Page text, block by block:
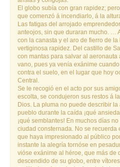
El globo subía con gran rapidez;
que comenzó á incendiarlo, á la
Las fatigas del arrojado
anteojos, sin que duraran mucho. …
con la canasta y el aro de fierro de
vertiginosa rapidez. Del castillo de
con mantas para salvar al aeronauta
vano, pues ya venía exánime
contra el suelo, en el lugar que hoy
Central.
Se le recogió en el acto por sus
escolta, se condujeron sus restos á
Dios. La pluma no puede describir la
pueblo durante la caída ¡qué
¡qué semblantes! En muchos días
ciudad consternada. No se recuerda
que haya impresionado al público
instante la alegría tornóse en
vióse exánime al héroe, que más de
descendido de su globo, entre